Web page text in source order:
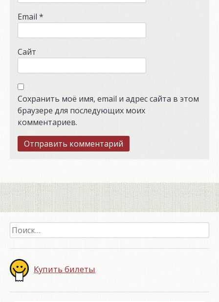
Email *
Сайт
Сохранить моё имя, email и адрес сайта в этом
браузере для последующих моих
комментариев.
Найти:
Купить билеты